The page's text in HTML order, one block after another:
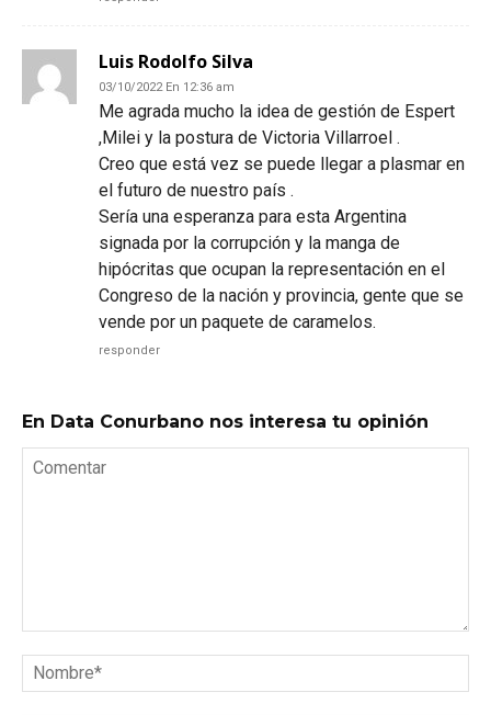
Luis Rodolfo Silva
03/10/2022 En 12:36 am
Me agrada mucho la idea de gestión de Espert
,Milei y la postura de Victoria Villarroel .
Creo que está vez se puede llegar a plasmar en
el futuro de nuestro país .
Sería una esperanza para esta Argentina
signada por la corrupción y la manga de
hipócritas que ocupan la representación en el
Congreso de la nación y provincia, gente que se
vende por un paquete de caramelos.
responder
En Data Conurbano nos interesa tu opinión